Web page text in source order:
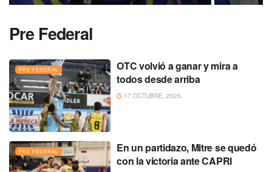
Pre Federal
PRE FEDERAL
OTC volvió a ganar y mira a
todos desde arriba
17 OCTUBRE, 2025
PRE FEDERAL
En un partidazo, Mitre se quedó
con la victoria ante CAPRI